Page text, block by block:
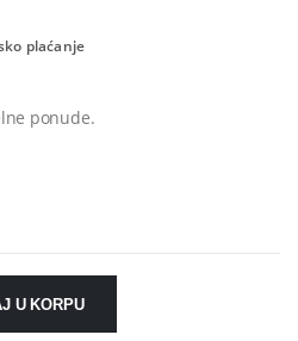
plaćanje
ponude.
U KORPU